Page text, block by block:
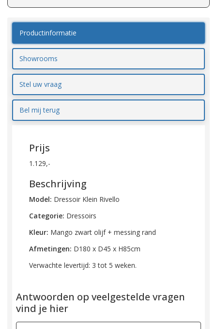
Productinformatie
Showrooms
Stel uw vraag
Bel mij terug
Prijs
1.129,-
Beschrijving
Model: Dressoir Klein Rivello
Categorie: Dressoirs
Kleur: Mango zwart olijf + messing rand
Afmetingen: D180 x D45 x H85cm
Verwachte levertijd: 3 tot 5 weken.
Antwoorden op veelgestelde vragen
vind je hier